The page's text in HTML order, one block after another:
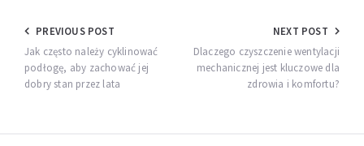
Nawigacja
wpisu
PREVIOUS POST
Jak często należy cyklinować
podłogę, aby zachować jej
dobry stan przez lata
NEXT POST
Dlaczego czyszczenie wentylacji
mechanicznej jest kluczowe dla
zdrowia i komfortu?